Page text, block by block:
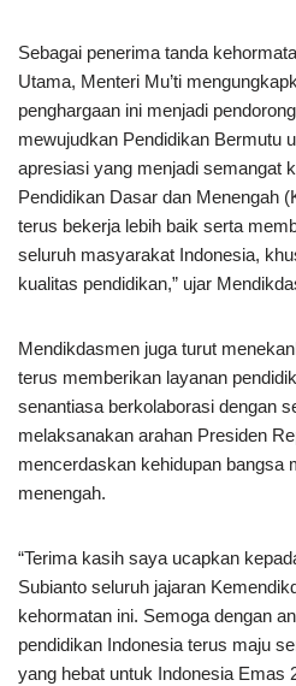
Sebagai penerima tanda
Utama, Menteri Mu’ti
penghargaan ini menjadi
mewujudkan Pendidikan Bermutu
apresiasi yang menjadi semangat
Pendidikan Dasar dan Menengah
terus bekerja lebih baik serta
seluruh masyarakat Indonesia,
kualitas pendidikan,” ujar
Mendikdasmen juga turut
terus memberikan layanan
senantiasa berkolaborasi dengan
melaksanakan arahan Presiden
mencerdaskan kehidupan bangsa
menengah.
“Terima kasih saya ucapkan
Subianto seluruh jajaran
kehormatan ini. Semoga dengan
pendidikan Indonesia terus maju
yang hebat untuk Indonesia Emas